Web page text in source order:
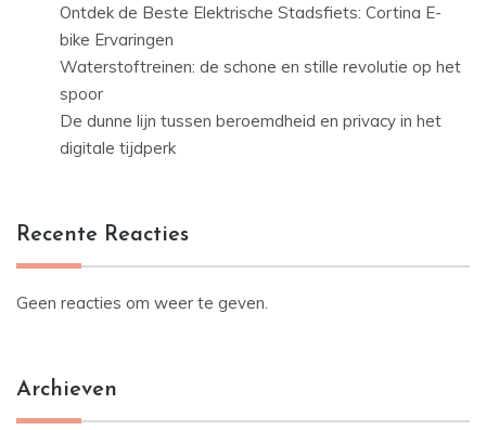
Ontdek de Beste Elektrische Stadsfiets: Cortina E-
bike Ervaringen
Waterstoftreinen: de schone en stille revolutie op het
spoor
De dunne lijn tussen beroemdheid en privacy in het
digitale tijdperk
Recente Reacties
Geen reacties om weer te geven.
Archieven